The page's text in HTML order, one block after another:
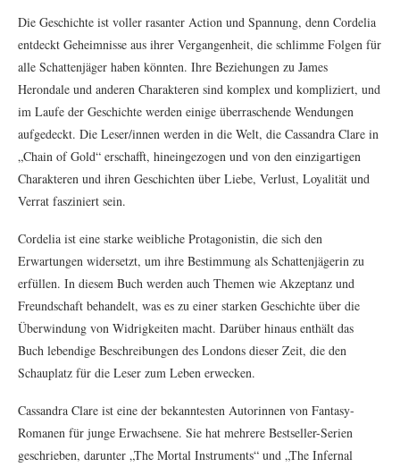
Die Geschichte ist voller rasanter Action und Spannung, denn Cordelia
entdeckt Geheimnisse aus ihrer Vergangenheit, die schlimme Folgen für
alle Schattenjäger haben könnten. Ihre Beziehungen zu James
Herondale und anderen Charakteren sind komplex und kompliziert, und
im Laufe der Geschichte werden einige überraschende Wendungen
aufgedeckt. Die Leser/innen werden in die Welt, die Cassandra Clare in
„Chain of Gold“ erschafft, hineingezogen und von den einzigartigen
Charakteren und ihren Geschichten über Liebe, Verlust, Loyalität und
Verrat fasziniert sein.
Cordelia ist eine starke weibliche Protagonistin, die sich den
Erwartungen widersetzt, um ihre Bestimmung als Schattenjägerin zu
erfüllen. In diesem Buch werden auch Themen wie Akzeptanz und
Freundschaft behandelt, was es zu einer starken Geschichte über die
Überwindung von Widrigkeiten macht. Darüber hinaus enthält das
Buch lebendige Beschreibungen des Londons dieser Zeit, die den
Schauplatz für die Leser zum Leben erwecken.
Cassandra Clare ist eine der bekanntesten Autorinnen von Fantasy-
Romanen für junge Erwachsene. Sie hat mehrere Bestseller-Serien
geschrieben, darunter „The Mortal Instruments“ und „The Infernal